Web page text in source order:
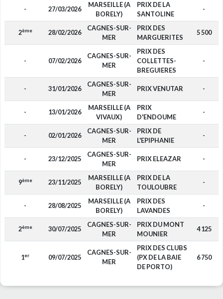
- 27/03/2026
MARSEILLE (A
BORELY)
PRIX DE LA
SANTOLINE
-
2ème 28/02/2026
CAGNES-SUR-
MER
PRIX DES
MARGUERITES
5 500
- 07/02/2026
CAGNES-SUR-
MER
PRIX DES
COLLETTES-
BREGUIERES
-
- 31/01/2026
CAGNES-SUR-
MER
PRIX VENUTAR -
- 13/01/2026
MARSEILLE (A
VIVAUX)
PRIX
D'ENDOUME
-
- 02/01/2026
CAGNES-SUR-
MER
PRIX DE
L'EPIPHANIE
-
- 23/12/2025
CAGNES-SUR-
MER
PRIX ELEAZAR -
9ème 23/11/2025
MARSEILLE (A
BORELY)
PRIX DE LA
TOULOUBRE
-
- 28/08/2025
MARSEILLE (A
BORELY)
PRIX DES
LAVANDES
-
2ème 30/07/2025
CAGNES-SUR-
MER
PRIX DU MONT
MOUNIER
4 125
1er 09/07/2025
CAGNES-SUR-
MER
PRIX DES CLUBS
(PX DE LA BAIE
DE PORTO)
6 750